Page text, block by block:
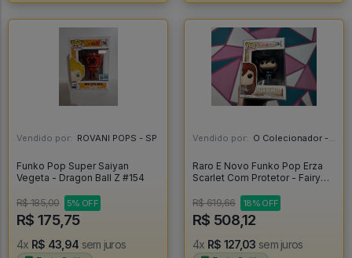
Vendido por: ROVANI POPS - SP
Funko Pop Super Saiyan
Vegeta - Dragon Ball Z #154
R$ 185,00 5% OFF
R$ 175,75
4x R$ 43,94 sem juros
Vendido por: O Colecionador - SP
Raro E Novo Funko Pop Erza
Scarlet Com Protetor - Fairy
R$ 619,66
18% OFF
R$ 508,12
4x R$ 127,03 sem juros